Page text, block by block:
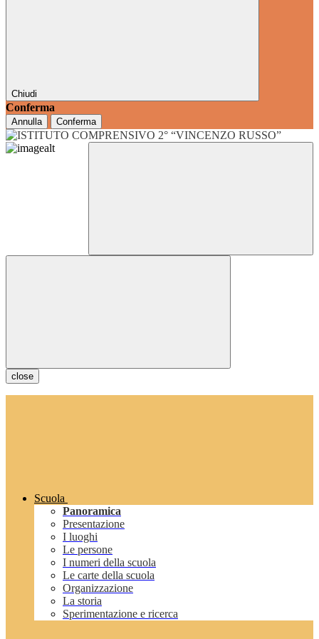
Chiudi
Conferma
Annulla Conferma
close
Scuola
Panoramica
Presentazione
I luoghi
Le persone
I numeri della scuola
Le carte della scuola
Organizzazione
La storia
Sperimentazione e ricerca